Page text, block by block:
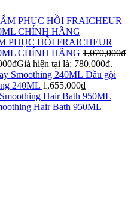
PHỤC HỒI FRAICHEUR
CHÍNH HÃNG 1,070,000₫
₫Giá hiện tại là: 780,000₫.
Dầu gội
240ML 1,655,000₫
Hair Bath 950ML